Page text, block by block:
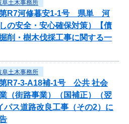
阜土木事務所
第R7河修暮安1-1号 県単 河
の安全・安心確保対策）【債
削・樹木伐採工事に関する一
阜土木事務所
第R7-3-A18補-1号 公共 社会
（街路事業）（国補正）（翌
パス道路改良工事（その2）に